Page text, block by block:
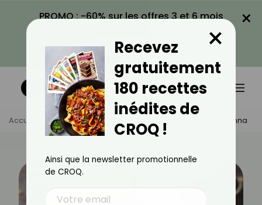
PROMO : -60% sur les offres 3 et 6 mois
VOIR LA PROMO
×
Accueil Actus Recettes Recette De Torta Della Nonna
Recevez
gratuitement
180 recettes
inédites de
CROQ !
×
Ainsi que la newsletter promotionnelle
de CROQ.